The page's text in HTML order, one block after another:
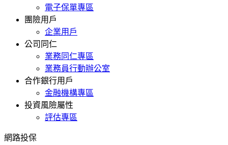
電子保單專區
團險用戶
企業用戶
公司同仁
業務同仁專區
業務員行動辦公室
合作銀行用戶
金融機構專區
投資風險屬性
評估專區
網路投保